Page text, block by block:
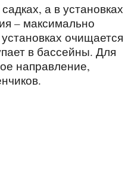
а в установках
– максимально
очищается
в бассейны. Для
направление,